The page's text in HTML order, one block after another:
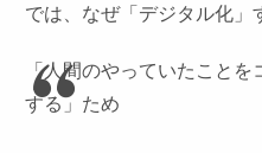
では、なぜ「デジタル化」
「人間のやっていたこと
する」ため